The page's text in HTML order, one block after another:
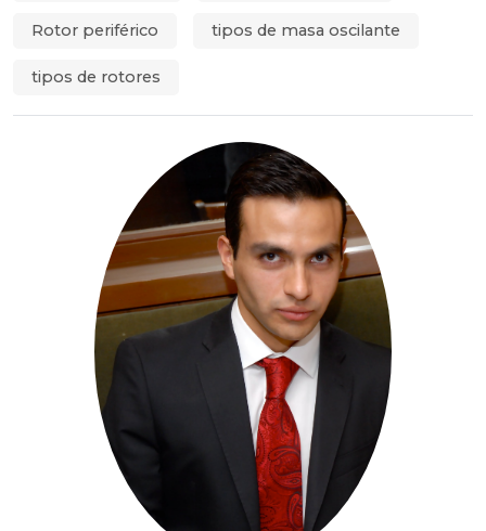
Rotor periférico tipos de masa oscilante
tipos de rotores